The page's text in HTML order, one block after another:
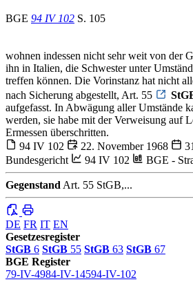
BGE 94 IV 102 S. 105
wohnen indessen nicht sehr weit von der
ihn in Italien, die Schwester unter
treffen können. Die Vorinstanz hat nicht
nach Sicherung abgestellt, Art. 55
aufgefasst. In Abwägung aller Umstände
werden, sie habe mit der Verweisung auf
Ermessen überschritten.
94 IV 102
22. November 1968
Bundesgericht
94 IV 102 BGE -
Gegenstand Art. 55 StGB,...
DE FR IT EN
Gesetzesregister
StGB 6 StGB 55 StGB 63 StGB 67
BGE Register
79-IV-4984-IV-14594-IV-102